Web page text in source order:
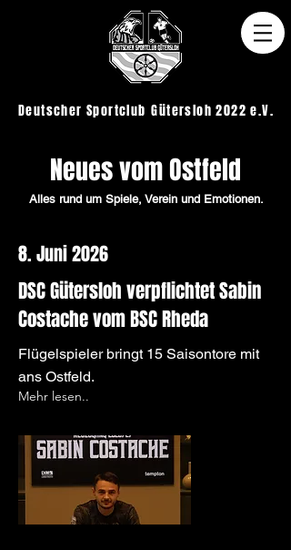
Gütersloh 2022 e.V.
Deutscher Sportclub
Neues vom Ostfeld
Alles rund um Spiele, Verein und Emotionen.
8. Juni 2026
DSC Gütersloh verpflichtet Sabin
Costache vom BSC Rheda
Flügelspieler bringt 15 Saisontore mit
ans Ostfeld.
Mehr lesen..